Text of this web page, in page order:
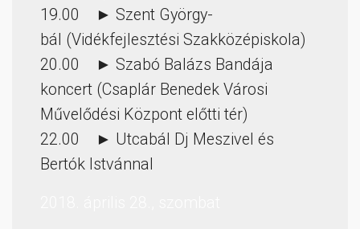
19.00 ► Szent György-
bál (Vidékfejlesztési Szakközépiskola)
20.00 ► Szabó Balázs Bandája
koncert (Csaplár Benedek Városi
Művelődési Központ előtti tér)
22.00 ► Utcabál Dj Meszivel és
Bertók Istvánnal